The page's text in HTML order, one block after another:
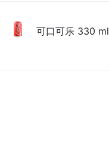
可口可乐 330 ml